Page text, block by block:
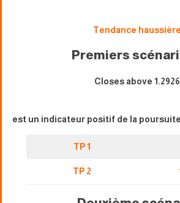
Tendance haussière
Premiers
Closes above 1.2926
est un indicateur positif de la
TP 1
TP 2